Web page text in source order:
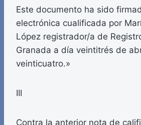
Este documento ha sido
electrónica cualificada por
López registrador/a de
Granada a día veintitrés de
veinticuatro.»
III
Contra la anterior nota de